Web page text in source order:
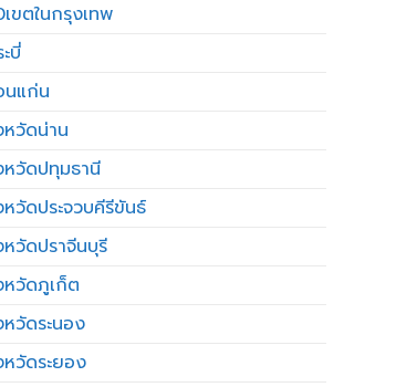
ขตในกรุงเทพ
บี่
นแก่น
หวัดน่าน
หวัดปทุมธานี
วัดประจวบคีรีขันธ์
วัดปราจีนบุรี
หวัดภูเก็ต
วัดระนอง
วัดระยอง